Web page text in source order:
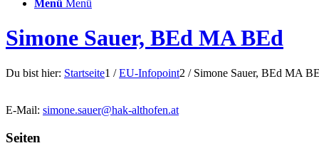
Menü Menü
Simone Sauer, BEd MA BEd
Du bist hier: Startseite1 / EU-Infopoint2 / Simone Sauer, BEd MA
E-Mail: simone.sauer@hak-althofen.at
Seiten